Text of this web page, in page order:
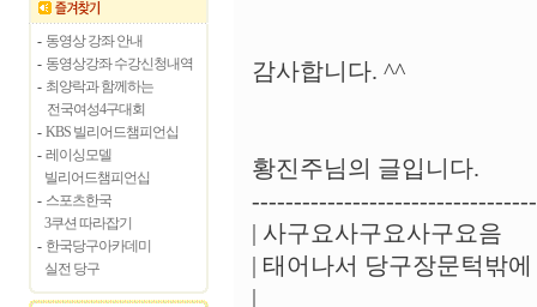
- 동영상 강좌 안내
- 동영상강좌 수강신청내역
- 최양락과 함께하는
전국여성4구대회
- KBS 빌리어드챔피언십
- 레이싱모델
빌리어드챔피언십
- 스포츠한국
3쿠션 따라잡기
- 한국당구아카데미
실전 당구
감사합니다. ^^
황진주님의 글입니다.
| 사구요사구요사구요음
| 태어나서 당구장문턱밖